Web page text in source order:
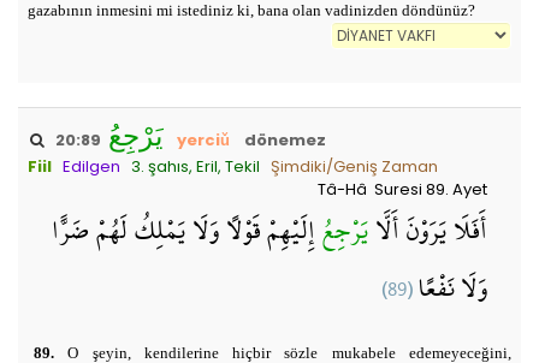
gazabının inmesini mi istediniz ki, bana olan vadinizden döndünüz?
20:89 يَرْجِعُ yerciǔ
dönemez
Fiil Edilgen 3. şahıs, Eril, Tekil Şimdiki/Geniş Zaman
Tâ-Hâ Suresi 89. Ayet
أَفَلَا يَرَوْنَ أَلَّايَرْجِعُإِلَيْهِمْ قَوْلًا وَلَا يَمْلِكُ لَهُمْ ضَرًّا
وَلَا نَفْعًا(89)
89.O şeyin, kendilerine hiçbir sözle mukabele edemeyeceğini,